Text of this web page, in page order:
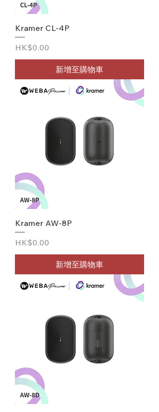
Kramer CL-4P
價格
HK$0.00
新增至購物車
Kramer AW-8P
價格
HK$0.00
新增至購物車